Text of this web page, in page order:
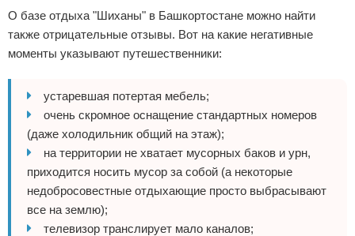
О базе отдыха "Шиханы" в Башкортостане можно найти
также отрицательные отзывы. Вот на какие негативные
моменты указывают путешественники:
устаревшая потертая мебель;
очень скромное оснащение стандартных номеров
(даже холодильник общий на этаж);
на территории не хватает мусорных баков и урн,
приходится носить мусор за собой (а некоторые
недобросовестные отдыхающие просто выбрасывают
все на землю);
телевизор транслирует мало каналов;